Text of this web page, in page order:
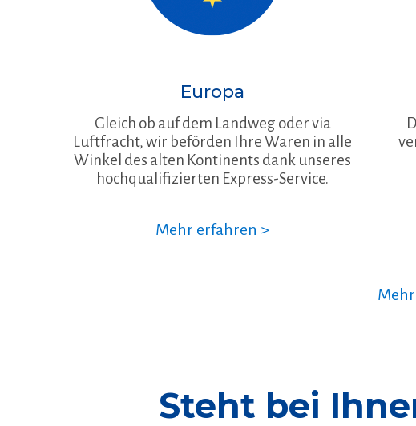
Europa
Gleich ob auf dem Landweg oder via
Luftfracht, wir beförden Ihre Waren in alle
Winkel des alten Kontinents dank unseres
hochqualifizierten Express-Service.
Mehr erfahren >
Steht bei